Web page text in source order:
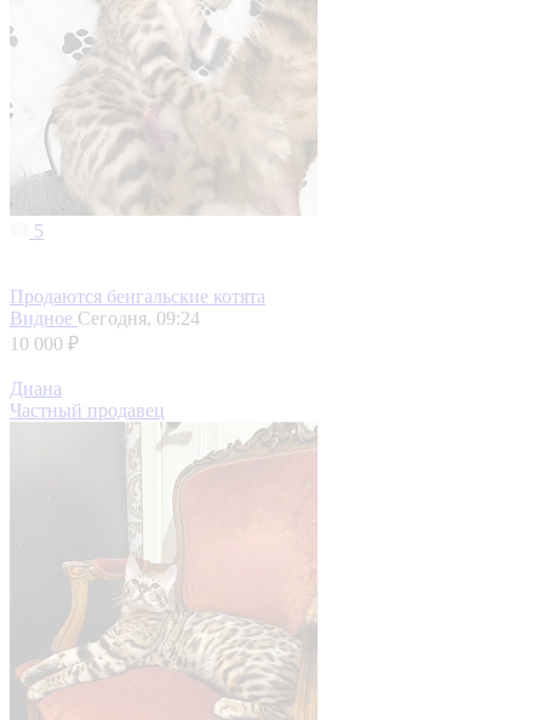
5
Продаются бенгальские котята
Видное Сегодня, 09:24
10 000 ₽
Диана
Частный продавец